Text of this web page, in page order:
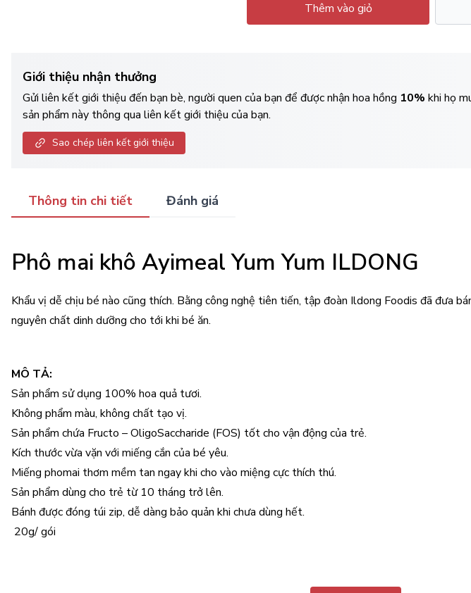
Thêm vào giỏ
Giới thiệu nhận thưởng
Gửi liên kết giới thiệu đến bạn bè, người quen của bạn để được nhận hoa hồng 10% khi họ
sản phẩm này thông qua liên kết giới thiệu của bạn.
Sao chép liên kết giới thiệu
Thông tin chi tiết Đánh giá
Phô mai khô Ayimeal Yum Yum ILDONG
Khẩu vị dễ chịu bé nào cũng thích. Bằng công nghệ tiên tiến, tập đoàn Ildong Foodis đã đưa
nguyên chất dinh dưỡng cho tới khi bé ăn.
MÔ TẢ:
Sản phẩm sử dụng 100% hoa quả tươi.
Không phẩm màu, không chất tạo vị.
Sản phẩm chứa Fructo – OligoSaccharide (FOS) tốt cho vận động của trẻ.
Kích thước vừa vặn với miếng cắn của bé yêu.
Miếng phomai thơm mềm tan ngay khi cho vào miệng cực thích thú.
Sản phẩm dùng cho trẻ từ 10 tháng trở lên.
Bánh được đóng túi zip, dễ dàng bảo quản khi chưa dùng hết.
20g/ gói